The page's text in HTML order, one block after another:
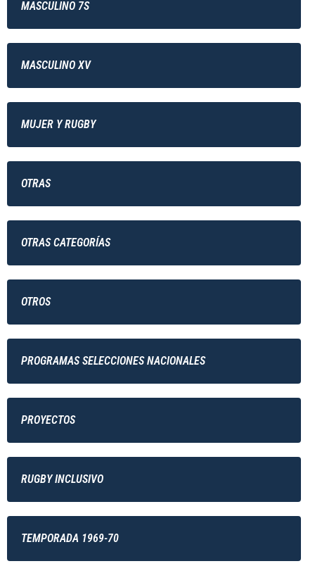
MASCULINO 7S
MASCULINO XV
MUJER Y RUGBY
OTRAS
OTRAS CATEGORÍAS
OTROS
PROGRAMAS SELECCIONES NACIONALES
PROYECTOS
RUGBY INCLUSIVO
TEMPORADA 1969-70